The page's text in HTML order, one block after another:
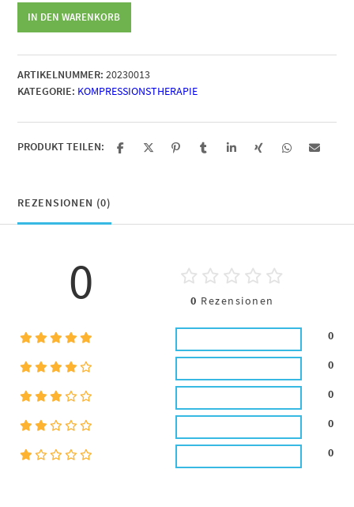
mit
Metallhacken
Menge
IN DEN WARENKORB
ARTIKELNUMMER: 20230013
KATEGORIE: KOMPRESSIONSTHERAPIE
PRODUKT TEILEN:
REZENSIONEN (0)
0 0 Rezensionen
0
0
0
0
0